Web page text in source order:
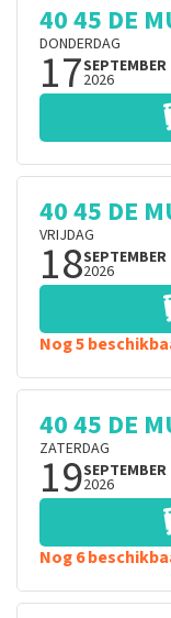
40 45 DE
DONDERDAG
17SEPTEMBER
2026
40 45 DE
VRIJDAG
18SEPTEMBER
2026
Nog 5
40 45 DE
ZATERDAG
19SEPTEMBER
2026
Nog 6